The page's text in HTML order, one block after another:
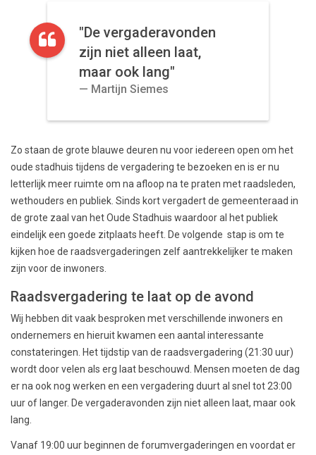
"De vergaderavonden
zijn niet alleen laat,
maar ook lang"
Martijn Siemes
Zo staan de grote blauwe deuren nu voor iedereen open om het
oude stadhuis tijdens de vergadering te bezoeken en is er nu
letterlijk meer ruimte om na afloop na te praten met raadsleden,
wethouders en publiek. Sinds kort vergadert de gemeenteraad in
de grote zaal van het Oude Stadhuis waardoor al het publiek
eindelijk een goede zitplaats heeft. De volgende stap is om te
kijken hoe de raadsvergaderingen zelf aantrekkelijker te maken
zijn voor de inwoners.
Raadsvergadering te laat op de avond
Wij hebben dit vaak besproken met verschillende inwoners en
ondernemers en hieruit kwamen een aantal interessante
constateringen. Het tijdstip van de raadsvergadering (21:30 uur)
wordt door velen als erg laat beschouwd. Mensen moeten de dag
er na ook nog werken en een vergadering duurt al snel tot 23:00
uur of langer. De vergaderavonden zijn niet alleen laat, maar ook
lang.
Vanaf 19:00 uur beginnen de forumvergaderingen en voordat er